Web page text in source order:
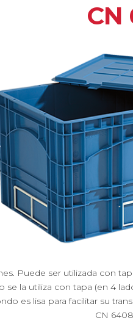
CN
Puede ser utilizada con
se la utiliza con tapa (en 4
es lisa para facilitar su
CN